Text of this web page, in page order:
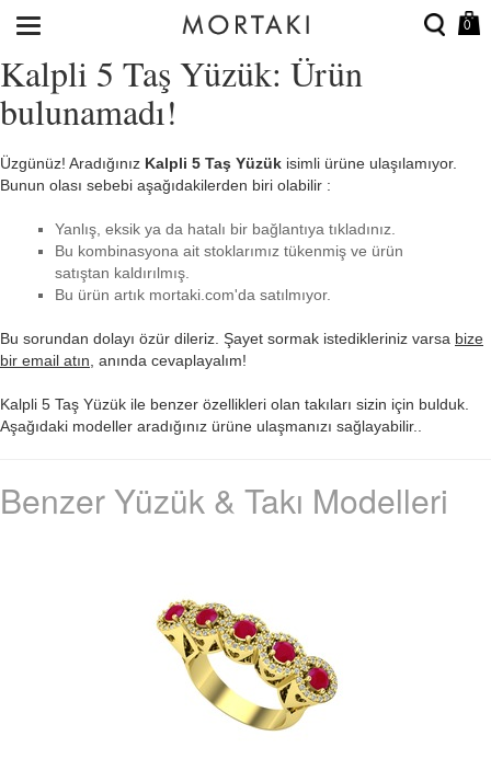
0
Kalpli 5 Taş Yüzük: Ürün
bulunamadı!
Üzgünüz! Aradığınız Kalpli 5 Taş Yüzük isimli ürüne ulaşılamıyor.
Bunun olası sebebi aşağıdakilerden biri olabilir :
Yanlış, eksik ya da hatalı bir bağlantıya tıkladınız.
Bu kombinasyona ait stoklarımız tükenmiş ve ürün
satıştan kaldırılmış.
Bu ürün artık mortaki.com'da satılmıyor.
Bu sorundan dolayı özür dileriz. Şayet sormak istedikleriniz varsa bize
bir email atın , anında cevaplayalım!
Kalpli 5 Taş Yüzük ile benzer özellikleri olan takıları sizin için bulduk.
Aşağıdaki modeller aradığınız ürüne ulaşmanızı sağlayabilir..
Benzer Yüzük & Takı Modelleri